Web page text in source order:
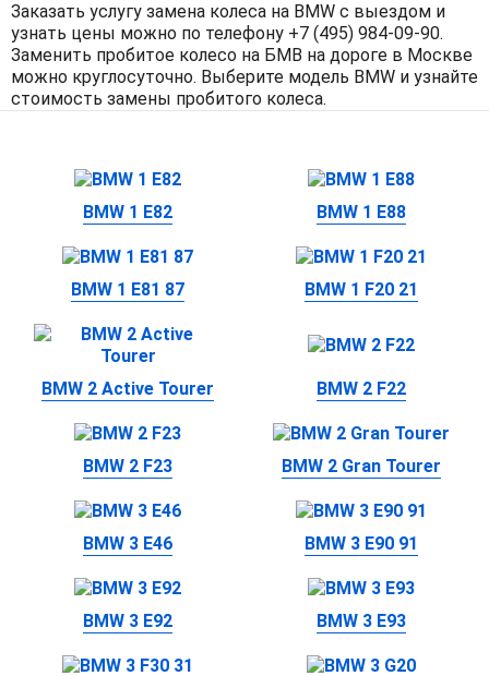
Заказать услугу замена колеса на BMW с выездом и
узнать цены можно по телефону +7 (495) 984-09-90.
Заменить пробитое колесо на БМВ на дороге в Москве
можно круглосуточно. Выберите модель BMW и узнайте
стоимость замены пробитого колеса.
BMW 1 E82 BMW 1 E88
BMW 1 E81 87 BMW 1 F20 21
BMW 2 Active Tourer BMW 2 F22
BMW 2 F23 BMW 2 Gran Tourer
BMW 3 E46 BMW 3 E90 91
BMW 3 E92 BMW 3 E93